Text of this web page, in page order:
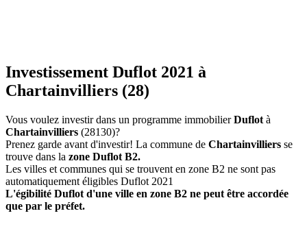
Investissement Duflot 2021 à
Chartainvilliers (28)
Vous voulez investir dans un programme immobilierDuflot à
Chartainvilliers (28130)?
Prenez garde avant d'investir! La commune de Chartainvilliers se
trouve dans la zone Duflot B2.
Les villes et communes qui se trouvent en zone B2 ne sont pas
automatiquement éligibles Duflot 2021
L'égibilité Duflot d'une ville en zone B2 ne peut être accordée
que par le préfet.